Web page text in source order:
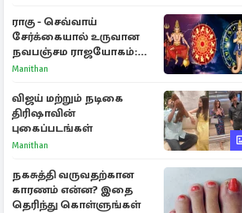
ராகு - செவ்வாய்
சேர்க்கையால் உருவான
நவபஞ்சம ராஜயோகம்:
அதிர்ஷ்டம் பெறும் 3
Manithan
விஜய் மற்றும் நடிகை
திரிஷாவின்
புகைப்படங்கள்
Manithan
நகசுத்தி வருவதற்கான
காரணம் என்ன? இதை
தெரிந்து கொள்ளுங்கள்